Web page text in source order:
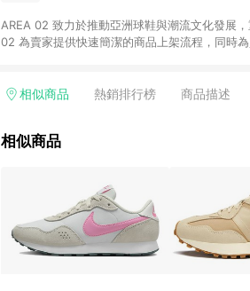
AREA 02 致力於推動亞洲球鞋與潮流文化發展
02 為賣家提供快速簡潔的商品上架流程，同時
相似商品 熱銷排行榜 商品描述
相似商品